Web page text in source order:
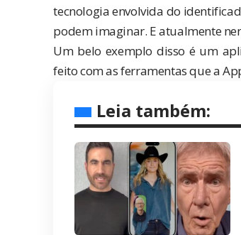
tecnologia envolvida do
podem imaginar. E atualmente
Um belo exemplo disso é um
feito com as ferramentas que a
Leia também: